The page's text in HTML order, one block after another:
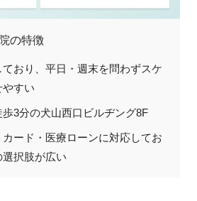
の特徴
おり、平日・週末を問わずスケ
やすい
3分の犬山西口ビルヂング8F
ード・医療ローンに対応してお
選択肢が広い